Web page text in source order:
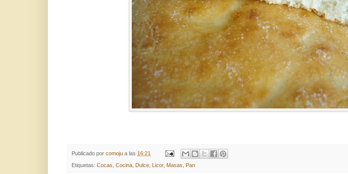
Publicado por comoju a las 16:21
Etiquetas: Cocas Cocina Dulce Licor, Masas Pan